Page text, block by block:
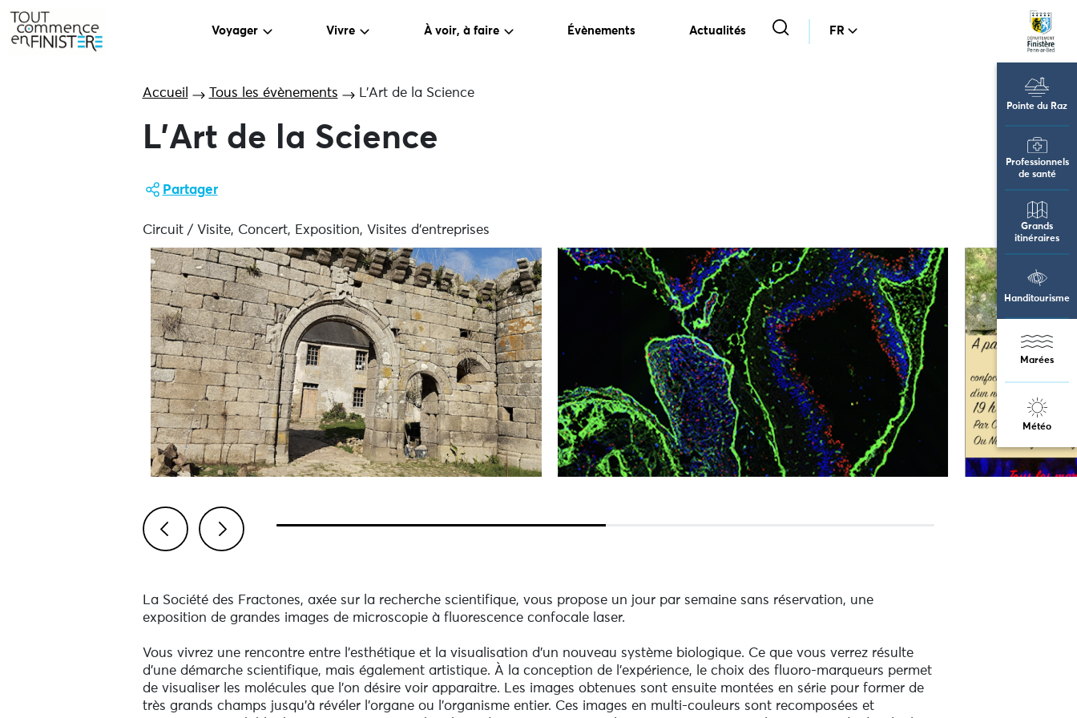
Voyager Vivre À voir, à faire Évènements Actualités FR
Pointe du Raz
Professionnels
de santé
Grands
itinéraires
Handitourisme
Marées
Météo
Accueil Tous les évènements L’Art de la Science
L’Art de la Science
Partager
Circuit / Visite, Concert, Exposition, Visites d'entreprises
La Société des Fractones, axée sur la recherche scientifique, vous propose un jour par semaine sans réservation, une
exposition de grandes images de microscopie à fluorescence confocale laser.
Vous vivrez une rencontre entre l'esthétique et la visualisation d'un nouveau système biologique. Ce que vous verrez résulte
d'une démarche scientifique, mais également artistique. À la conception de l'expérience, le choix des fluoro-marqueurs permet
de visualiser les molécules que l'on désire voir apparaitre. Les images obtenues sont ensuite montées en série pour former de
très grands champs jusqu'à révéler l'organe ou l'organisme entier. Ces images en multi-couleurs sont recomposées et